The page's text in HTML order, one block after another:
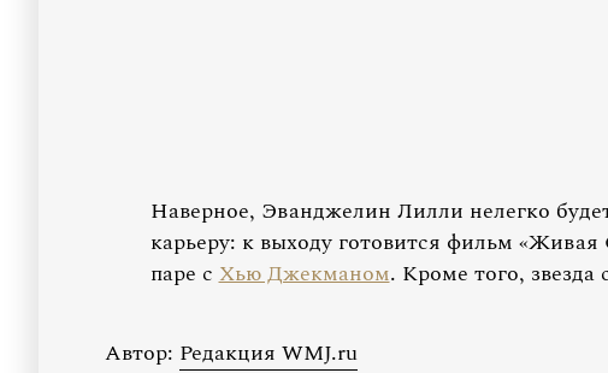
Наверное, Эванджелин Лилли нелегко
карьеру: к выходу готовится фильм «Живая
паре сХью Джекманом. Кроме того, звезда
Автор: Редакция WMJ.ru